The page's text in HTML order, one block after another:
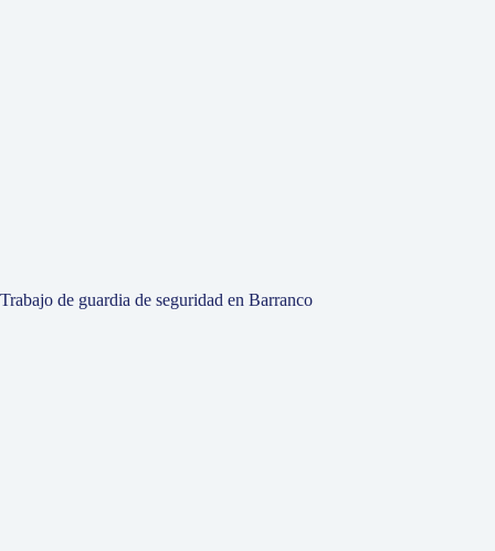
Trabajo de guardia de seguridad en Barranco